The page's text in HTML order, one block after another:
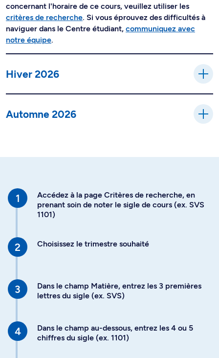
concernant l'horaire de ce cours, veuillez utiliser les
critères de recherche. Si vous éprouvez des difficultés à
naviguer dans le Centre étudiant, communiquez avec
notre équipe.
Hiver 2026
Automne 2026
Accédez à la page Critères de recherche, en
prenant soin de noter le sigle de cours (ex. SVS
1101)
Choisissez le trimestre souhaité
Dans le champ Matière, entrez les 3 premières
lettres du sigle (ex. SVS)
Dans le champ au-dessous, entrez les 4 ou 5
chiffres du sigle (ex. 1101)